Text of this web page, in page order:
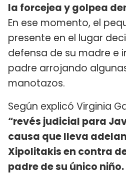
la forcejea y golpea
En ese momento, el
presente en el lugar
defensa de su madre e
padre arrojando
manotazos.
Según explicó Virginia
“revés judicial para
causa que lleva
Xipolitakis en contra
padre de su único